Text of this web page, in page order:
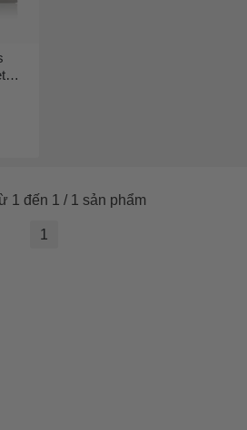
1 đến 1 / 1 sản phẩm
1